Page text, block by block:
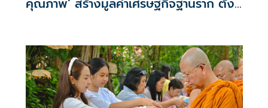
คุณภาพ’ สร้างมูลค่าเศรษฐกิจฐานราก ตั้ง